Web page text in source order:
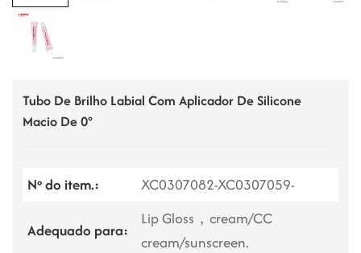
Tubo De Brilho Labial Com Aplicador De Silicone
Macio De 0°
Nº do item.: XC0307082-XC0307059-
Adequado para:
Lip Gloss，cream/CC
cream/sunscreen.